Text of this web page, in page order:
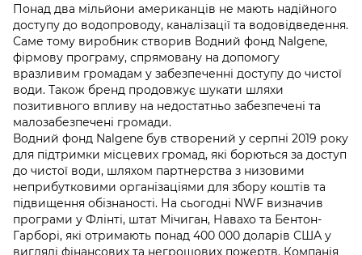
Понад два мільйони американців не мають надійного
доступу до водопроводу, каналізації та водовідведення.
Саме тому виробник створив Водний фонд Nalgene,
фірмову програму, спрямовану на допомогу
вразливим громадам у забезпеченні доступу до чистої
води. Також бренд продовжує шукати шляхи
позитивного впливу на недостатньо забезпечені та
малозабезпечені громади.
Водний фонд Nalgene був створений у серпні 2019 року
для підтримки місцевих громад, які борються за доступ
до чистої води, шляхом партнерства з низовими
неприбутковими організаціями для збору коштів та
підвищення обізнаності. На сьогодні NWF визначив
програми у Флінті, штат Мічиган, Навахо та Бентон-
Гарборі, які отримають понад 400 000 доларів США у
вигляді фінансових та негрошових пожертв. Компанія